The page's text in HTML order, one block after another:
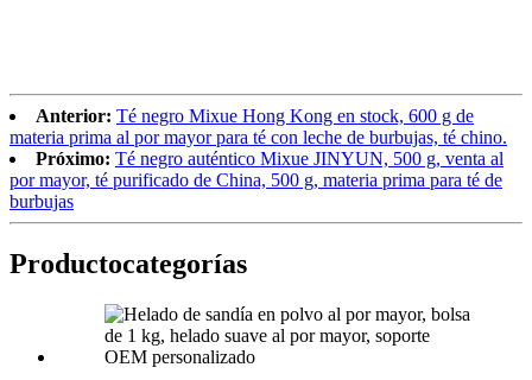
Anterior: Té negro Mixue Hong Kong en stock, 600 g de
materia prima al por mayor para té con leche de burbujas, té chino.
Próximo: Té negro auténtico Mixue JINYUN, 500 g, venta al
por mayor, té purificado de China, 500 g, materia prima para té de
burbujas
Productocategorías